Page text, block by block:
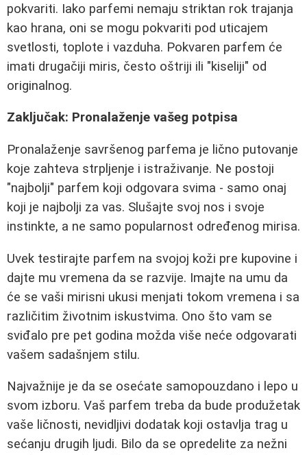
pokvariti. Iako parfemi nemaju striktan rok trajanja
kao hrana, oni se mogu pokvariti pod uticajem
svetlosti, toplote i vazduha. Pokvaren parfem će
imati drugačiji miris, često oštriji ili "kiseliji" od
originalnog.
Zaključak: Pronalaženje vašeg potpisa
Pronalaženje savršenog parfema je lično putovanje
koje zahteva strpljenje i istraživanje. Ne postoji
"najbolji" parfem koji odgovara svima - samo onaj
koji je najbolji za vas. Slušajte svoj nos i svoje
instinkte, a ne samo popularnost određenog mirisa.
Uvek testirajte parfem na svojoj koži pre kupovine i
dajte mu vremena da se razvije. Imajte na umu da
će se vaši mirisni ukusi menjati tokom vremena i sa
različitim životnim iskustvima. Ono što vam se
sviđalo pre pet godina možda više neće odgovarati
vašem sadašnjem stilu.
Najvažnije je da se osećate samopouzdano i lepo u
svom izboru. Vaš parfem treba da bude produžetak
vaše ličnosti, nevidljivi dodatak koji ostavlja trag u
sećanju drugih ljudi. Bilo da se opredelite za nežni